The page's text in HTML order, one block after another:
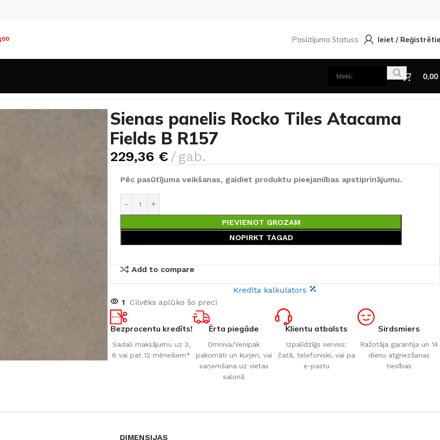
00 Pasūtījuma Statuss Ieiet /
0,00
Sienas panelis Rocko Tiles Atacama
Fields B R157
229,36 € gab.
Pēc pasūtījuma veikšanas, gaidiet produktu pieejamības apstiprinājumu.
PIEVIENOT GROZAM
NOPIRKT TAGAD
Add to compare
Kredīta kalkulators
1 Cilvēks aplūko šo preci
Bezprocentu kredīts!
Sadali maksājumu uz 3,
6 vai pat 12 mēnešiem*
Ērta piegāde
Omniva/Venipak
pakomāti un kurjeri, vai
saņemšana uz vietas
salonā
Klientu atbalsts
Izpalīdzīgs serviss:
čatā, telefoniski, vai pa
e-pastu
Sirdsmiers
Ražotāja garantija un 14
dienu atgriezšanas
tiesības
DIMENSIJAS